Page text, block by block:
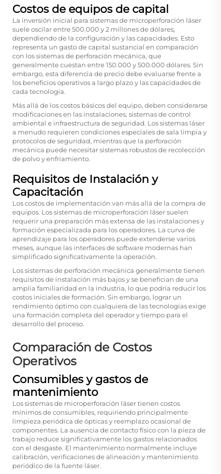
Costos de equipos de capital
La inversión inicial para sistemas de microperforación láser
suele oscilar entre 500.000 y 2 millones de dólares,
dependiendo de la configuración y las capacidades. Esto
representa un gasto de capital sustancial en comparación
con los sistemas de perforación mecánica, que
generalmente cuestan entre 150.000 y 500.000 dólares. Sin
embargo, esta diferencia de precio debe evaluarse frente a
los beneficios operativos a largo plazo y las capacidades de
cada tecnología.
Más allá de los costos básicos del equipo, deben considerarse
modificaciones en las instalaciones, sistemas de control
ambiental e infraestructura de seguridad. Los sistemas láser
a menudo requieren condiciones especiales de sala limpia y
protocolos de seguridad, mientras que la perforación
mecánica puede necesitar sistemas robustos de recolección
de polvo y enfriamiento.
Requisitos de Instalación y
Capacitación
Los costos de implementación van más allá de la compra de
equipos. Los sistemas de microperforación láser suelen
requerir una preparación más extensa de las instalaciones y
formación especializada para los operadores. La curva de
aprendizaje para los operadores puede extenderse varios
meses, aunque las interfaces de software modernas han
simplificado significativamente la operación.
Los sistemas de perforación mecánica generalmente tienen
requisitos de instalación más bajos y se benefician de una
amplia familiaridad en la industria, lo que podría reducir los
costos iniciales de formación. Sin embargo, lograr un
rendimiento óptimo con cualquiera de las tecnologías exige
una formación completa del operador y tiempo para el
desarrollo del proceso.
Comparación de Costos
Operativos
Consumibles y gastos de
mantenimiento
Los sistemas de microperforación láser tienen costos
mínimos de consumibles, requiriendo principalmente
limpieza periódica de ópticas y reemplazo ocasional de
componentes. La ausencia de contacto físico con la pieza de
trabajo reduce significativamente los gastos relacionados
con el desgaste. El mantenimiento normalmente incluye
calibración, verificaciones de alineación y mantenimiento
periódico de la fuente láser.